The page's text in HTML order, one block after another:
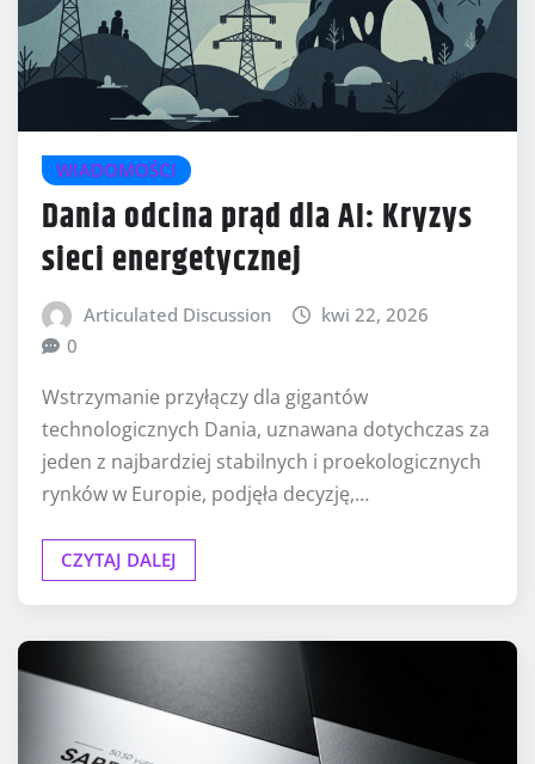
WIADOMOŚCI
Dania odcina prąd dla AI: Kryzys
sieci energetycznej
Articulated Discussion
kwi 22, 2026
0
Wstrzymanie przyłączy dla gigantów
technologicznych Dania, uznawana dotychczas za
jeden z najbardziej stabilnych i proekologicznych
rynków w Europie, podjęła decyzję,…
CZYTAJ DALEJ